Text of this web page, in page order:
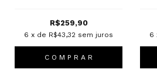
R$259,90
6 x de R$43,32 sem juros
C O M P R A R
6